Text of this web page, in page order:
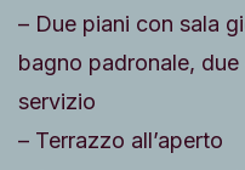
– Due piani con sala
bagno padronale,
servizio
– Terrazzo all’aperto